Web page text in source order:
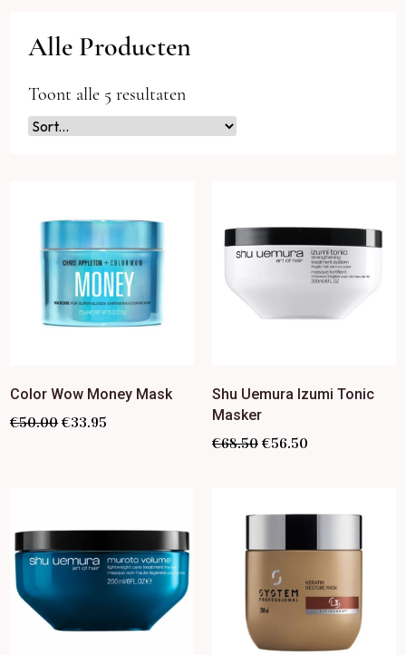
Alle Producten
Toont alle 5 resultaten
Color Wow Money Mask
€50.00 €33.95
Shu Uemura Izumi Tonic
Masker
€68.50 €56.50